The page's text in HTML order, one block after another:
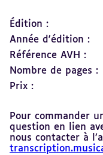
Édition :
Année d'édition :
Référence AVH :
Nombre de pages :
Prix :
Pour commander
question en lien
nous contacter à